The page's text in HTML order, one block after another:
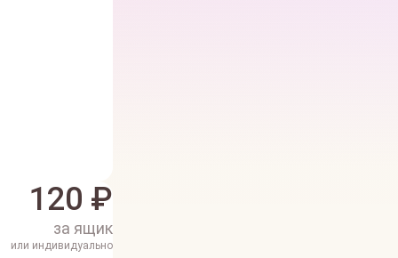
120 ₽
за ящик
или индивидуально